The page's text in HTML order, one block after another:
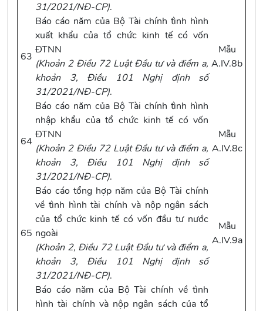
31/2021/NĐ-CP).
63
Báo cáo năm của Bộ Tài chính tình hình
xuất khẩu của tổ chức kinh tế có vốn
ĐTNN
(Khoản 2 Điều 72 Luật Đầu tưvà điểm a,
khoản 3, Điều 101 Nghị định số
31/2021/NĐ-CP).
Mẫu
A.IV.8b
64
Báo cáo năm của Bộ Tài chính tình hình
nhập khẩu của tổ chức kinh tế có vốn
ĐTNN
(Khoản 2 Điều 72 Luật Đầu tưvà điểm a,
khoản 3, Điều 101 Nghị định số
31/2021/NĐ-CP).
Mẫu
A.IV.8c
65
Báo cáo tổng hợp năm của Bộ Tài chính
về tình hình tài chính và nộp ngân sách
của tổ chức kinh tế có vốn đầu tư nước
ngoài
(Khoản 2, Điều 72 Luật Đầu tưvàđiểm a,
khoản 3, Điều 101 Nghị định số
31/2021/NĐ-CP).
Mẫu
A.IV.9a
Báo cáo năm của Bộ Tài chính về tình
hình tài chính và nộp ngân sách của tổ